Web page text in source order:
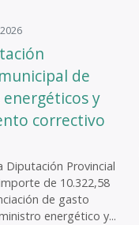
de
y
correctivo
Diputación Provincial
de 10.322,58
de gasto
energético y...